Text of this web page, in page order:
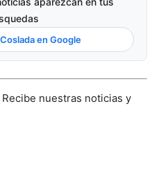
en Google
Recibe nuestras noticias y